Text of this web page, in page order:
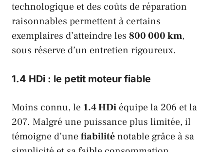
technologique et des coûts de réparation
raisonnables permettent à certains
exemplaires d’atteindre les 800 000 km,
sous réserve d’un entretien rigoureux.
1.4 HDi : le petit moteur fiable
Moins connu, le 1.4 HDi équipe la 206 et la
207. Malgré une puissance plus limitée, il
témoigne d’unefiabiliténotable grâce à sa